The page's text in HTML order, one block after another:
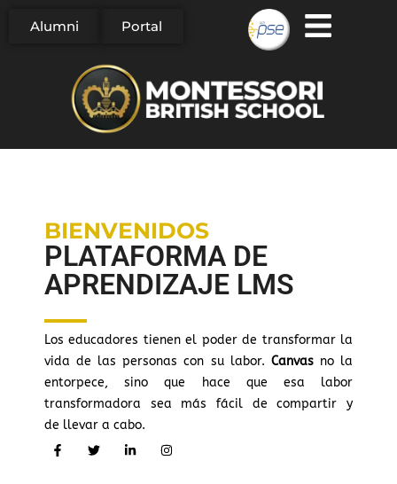
contenido
Alumni Portal
BIENVENIDOS
PLATAFORMA DE
APRENDIZAJE LMS
Los educadores tienen el poder de transformar la
vida de las personas con su labor. Canvasno la
entorpece, sino que hace que esa labor
transformadora sea más fácil de compartir y
de llevar a cabo.